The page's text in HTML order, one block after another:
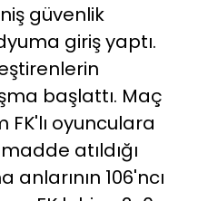
güvenlik
giriş yaptı.
başlattı. Maç
FK'lı oyunculara
atıldığı
anlarının 106'ncı